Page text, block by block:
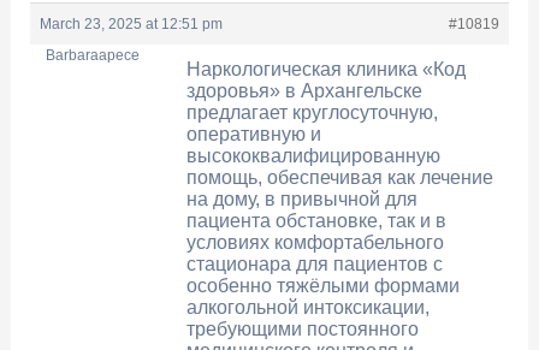
March 23, 2025 at 12:51 pm
#10819
Barbaraapece
Наркологическая клиника «Код
здоровья» в Архангельске
предлагает круглосуточную,
оперативную и
высококвалифицированную
помощь, обеспечивая как лечение
на дому, в привычной для
пациента обстановке, так и в
условиях комфортабельного
стационара для пациентов с
особенно тяжёлыми формами
алкогольной интоксикации,
требующими постоянного